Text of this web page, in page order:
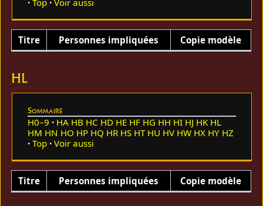
Top Voir aussi
Titre Personnes impliquées Copie modèle
HL
Sommaire
H0–9 HA HB HC HD HE HF HG HH HI HJ HK HL
HM HN HO HP HQ HR HS HT HU HV HW HX HY HZ
Top
Voir aussi
Titre Personnes impliquées Copie modèle